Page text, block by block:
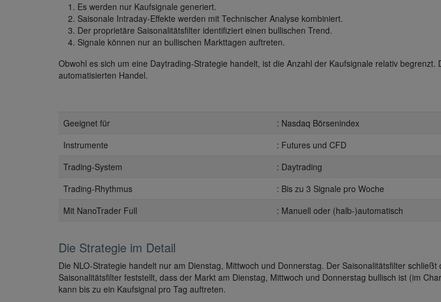
Es werden nur Kaufsignale generiert.
Saisonale Intraday-Effekte werden mit Technischer Analyse kombiniert.
Der proprietäre Saisonalitätsfilter identifiziert einen bullischen Trend.
Signale können nur an bullischen Markttagen auftreten.
Obwohl es sich um eine Daytrading-Strategie handelt, ist die Anzahl der Kaufsignale relativ
automatisierten Handel.
Geeignet für
: Nasdaq Börsenindex
Instrumente
: Futures und CFD
Trading-System
: Daytrading
Trading-Rhythmus
: Bis zu 3 Signale pro Woche
Mit NanoTrader Full
: Manuell oder (halb-)automatisch
Die Strategie im Detail
Die NLO-Strategie handelt nur am Dienstag, Mittwoch und Donnerstag. Der Saisonalitätsfilter
Saisonalitätsfilter feststellt, dass der Markt am Dienstag, Mittwoch und Donnerstag bullisch ist (im
kann bis zu ein Kaufsignal pro Tag auftreten.